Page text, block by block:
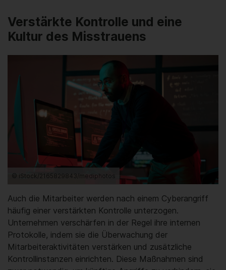
Verstärkte Kontrolle und eine
Kultur des Misstrauens
© iStock/2165829843/mediphotos
Auch die Mitarbeiter werden nach einem Cyberangriff
häufig einer verstärkten Kontrolle unterzogen.
Unternehmen verschärfen in der Regel ihre internen
Protokolle, indem sie die Überwachung der
Mitarbeiteraktivitäten verstärken und zusätzliche
Kontrollinstanzen einrichten. Diese Maßnahmen sind